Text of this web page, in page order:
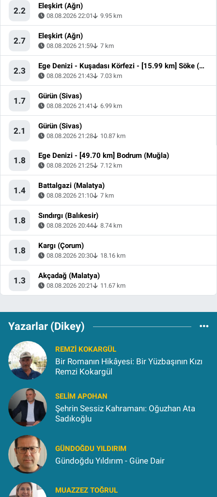
2.2 Eleşkirt (Ağrı)
08.08.2026 22:01 9.95 km
2.7 Eleşkirt (Ağrı)
08.08.2026 21:59 7 km
2.3 Ege Denizi - Kuşadası Körfezi - [15.99 km] Söke (Aydın)
08.08.2026 21:43 7.03 km
1.7 Gürün (Sivas)
08.08.2026 21:41 6.99 km
2.1 Gürün (Sivas)
08.08.2026 21:28 10.87 km
1.8 Ege Denizi - [49.70 km] Bodrum (Muğla)
08.08.2026 21:25 7.12 km
1.4 Battalgazi (Malatya)
08.08.2026 21:10 7 km
1.8 Sındırgı (Balıkesir)
08.08.2026 20:44 8.74 km
1.8 Kargı (Çorum)
08.08.2026 20:30 18.16 km
1.3 Akçadağ (Malatya)
08.08.2026 20:21 11.67 km
Yazarlar (Dikey)
REMZI KOKARGÜL
Bir Romanın Hikâyesi: Bir Yüzbaşının Kızı
Remzi Kokargül
SELIM APOHAN
Şehrin Sessiz Kahramanı: Oğuzhan Ata
Sadıkoğlu
GÜNDOĞDU YILDIRIM
Gündoğdu Yıldırım - Güne Dair
MUAZZEZ TOĞRUL